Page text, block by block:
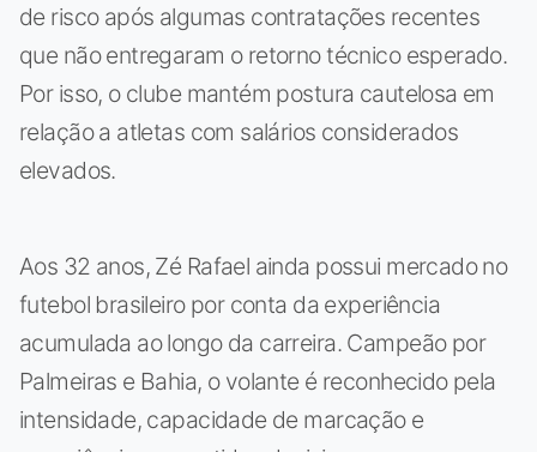
de risco após algumas contratações recentes
que não entregaram o retorno técnico esperado.
Por isso, o clube mantém postura cautelosa em
relação a atletas com salários considerados
elevados.
Aos 32 anos, Zé Rafael ainda possui mercado no
futebol brasileiro por conta da experiência
acumulada ao longo da carreira. Campeão por
Palmeiras e Bahia, o volante é reconhecido pela
intensidade, capacidade de marcação e